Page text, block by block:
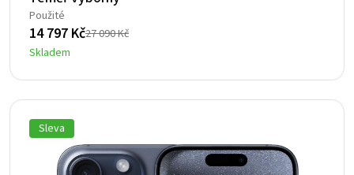
Použité
27 090Kč
Původní
cena
byla:
27
090 Kč.
14 797 Kč
Aktuální
cena
je:
14
797 Kč.
Skladem
Sleva